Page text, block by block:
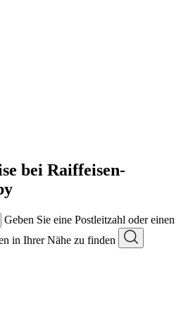
bei Raiffeisen-
Geben Sie eine Postleitzahl oder einen
in Ihrer Nähe zu finden